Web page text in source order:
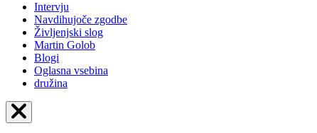
Intervju
Navdihujoče zgodbe
Življenjski slog
Martin Golob
Blogi
Oglasna vsebina
družina